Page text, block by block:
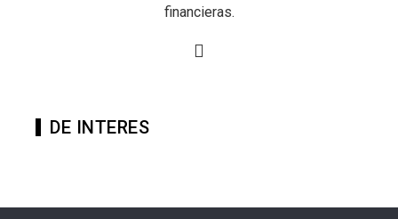
financieras.
DE INTERES